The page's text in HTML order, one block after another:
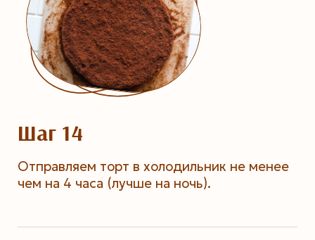
Шаг 14
Отправляем торт в холодильник не менее
чем на 4 часа (лучше на ночь).